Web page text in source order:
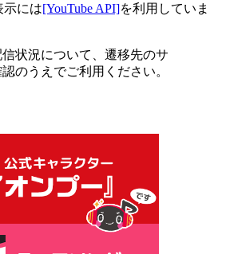
示には[YouTube API]を利用していま
状況について、遷移先のサ
のうえでご利用ください。